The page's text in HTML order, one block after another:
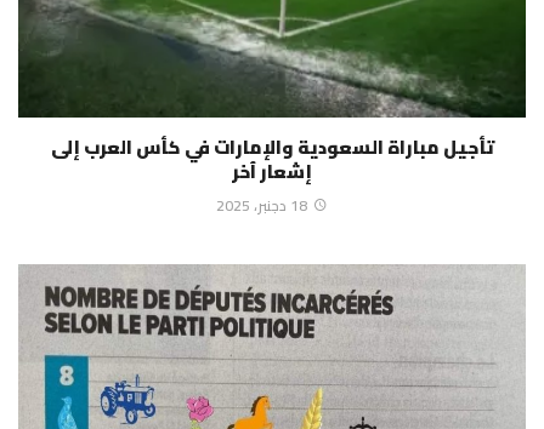
تأجيل مباراة السعودية والإمارات في كأس العرب إلى
إشعار ٱخر
18 دجنبر، 2025